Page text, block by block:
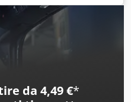
LTD100/0234CSSL
Sv Ne Anlsk Capacità:
Sede: In Germania
da 4,49 €*